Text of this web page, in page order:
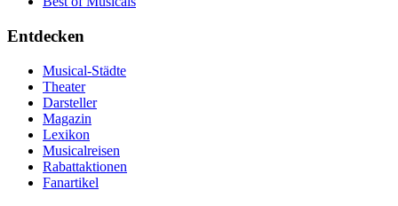
Entdecken
Musical-Städte
Theater
Darsteller
Magazin
Lexikon
Musicalreisen
Rabattaktionen
Fanartikel